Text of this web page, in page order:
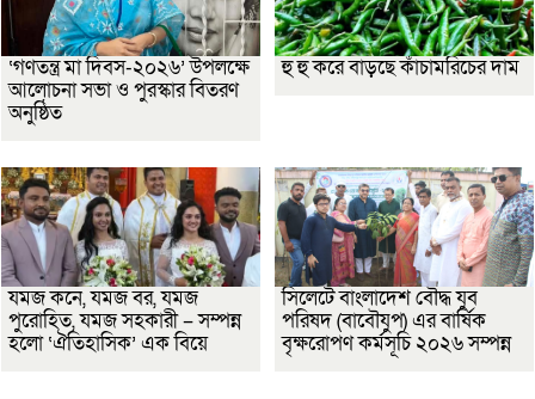
‘গণতন্ত্র মা দিবস-২০২৬’ উপলক্ষে
আলোচনা সভা ও পুরস্কার বিতরণ
অনুষ্ঠিত
হু হু করে বাড়ছে কাঁচামরিচের দাম
যমজ কনে, যমজ বর, যমজ
পুরোহিত, যমজ সহকারী – সম্পন্ন
হলো ‘ঐতিহাসিক’ এক বিয়ে
সিলেটে বাংলাদেশ বৌদ্ধ যুব
পরিষদ (বাবৌযুপ) এর বার্ষিক
বৃক্ষরোপণ কর্মসূচি ২০২৬ সম্পন্ন